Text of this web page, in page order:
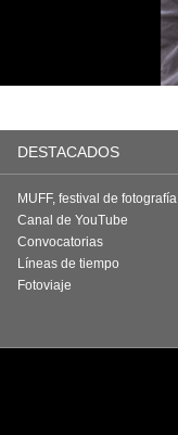
DESTACADOS
MUFF, festival de fotografía
Canal de YouTube
Convocatorias
Líneas de tiempo
Fotoviaje